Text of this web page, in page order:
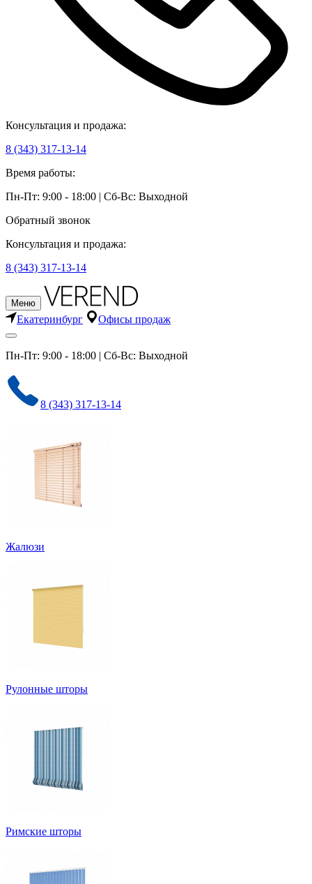
Консультация и продажа:
8 (343) 317-13-14
Время работы:
Пн-Пт: 9:00 - 18:00 | Сб-Вс: Выходной
Обратный звонок
Консультация и продажа:
8 (343) 317-13-14
Меню
Екатеринбург Офисы продаж
Пн-Пт: 9:00 - 18:00 | Сб-Вс: Выходной
8 (343) 317-13-14
Жалюзи
Рулонные шторы
Римские шторы